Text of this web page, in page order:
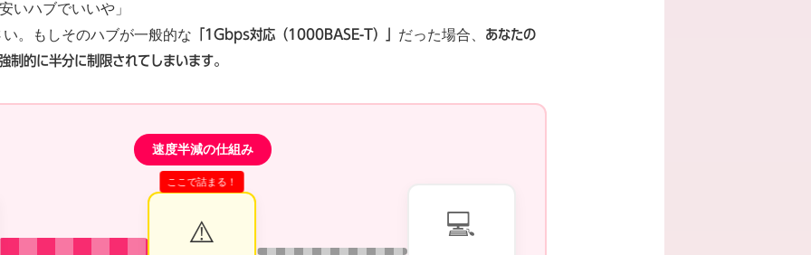
いハブでいいや」
。もしそのハブが一般的な 「1Gbps対応（1000BASE-T）」 だった場合、 あなたの
的に半分に制限されてしまいます。
ここで詰まる！
⚠️ 💻